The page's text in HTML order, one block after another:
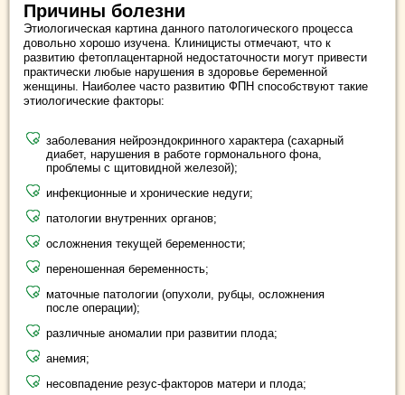
Причины болезни
Этиологическая картина данного патологического процесса
довольно хорошо изучена. Клиницисты отмечают, что к
развитию фетоплацентарной недостаточности могут привести
практически любые нарушения в здоровье беременной
женщины. Наиболее часто развитию ФПН способствуют такие
этиологические факторы:
заболевания нейроэндокринного характера (сахарный
диабет, нарушения в работе гормонального фона,
проблемы с щитовидной железой);
инфекционные и хронические недуги;
патологии внутренних органов;
осложнения текущей беременности;
переношенная беременность;
маточные патологии (опухоли, рубцы, осложнения
после операции);
различные аномалии при развитии плода;
анемия;
несовпадение резус-факторов матери и плода;